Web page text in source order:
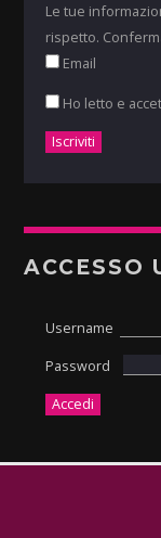
Le tue
rispetto.
Email
Ho letto e
ACCESSO
Username
Password